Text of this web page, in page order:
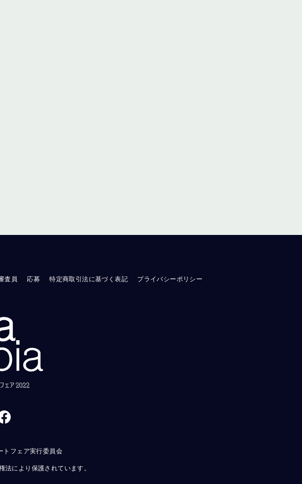
査員 応募 特定商取引法に基づく表記 プライバシーポリシー
トフェア実行委員会
により保護されています。